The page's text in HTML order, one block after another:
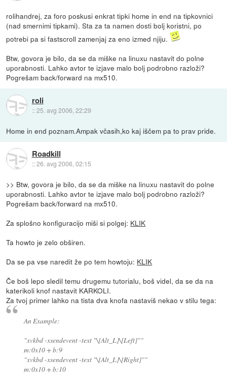
rolihandrej, za foro poskusi enkrat tipki home in end na tipkovnici
(nad smernimi tipkami). Sta za ta namen dosti bolj koristni, po
potrebi pa si fastscroll zamenjaj za eno izmed njiju.
Btw, govora je bilo, da se da miške na linuxu nastavit do polne
uporabnosti. Lahko avtor te izjave malo bolj podrobno razloži?
Pogrešam back/forward na mx510.
roli
::25. avg 2006, 22:29
Home in end poznam.Ampak včasih,ko kaj iščem pa to prav pride.
Roadkill
::26. avg 2006, 02:15
>> Btw, govora je bilo, da se da miške na linuxu nastavit do polne
uporabnosti. Lahko avtor te izjave malo bolj podrobno razloži?
Pogrešam back/forward na mx510.
Za splošno konfiguracijo miši si polgej: KLIK
Ta howto je zelo obširen.
Da se pa vse naredit že po tem howtoju: KLIK
Če boš lepo sledil temu drugemu tutorialu, boš videl, da se da na
katerikoli knof nastavit KARKOLI.
Za tvoj primer lahko na tista dva knofa nastaviš nekao v stilu tega:
An Example:
"xvkbd -xsendevent -text "\[Alt_L]\[Left]""
m:0x10 + b:9
"xvkbd -xsendevent -text "\[Alt_L]\[Right]""
m:0x10 + b:10